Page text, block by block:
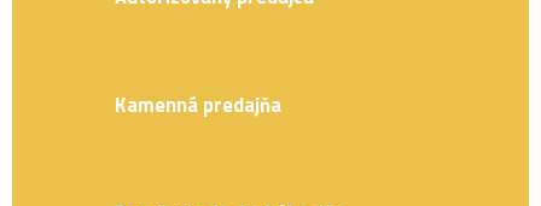
Kamenná predajňa